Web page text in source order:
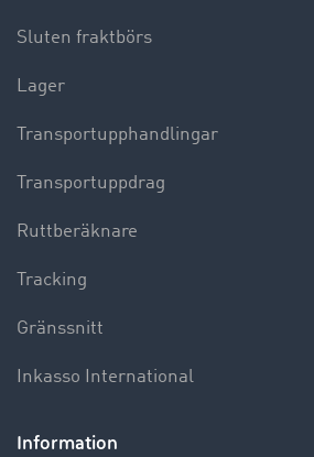
Sluten fraktbörs
Lager
Transportupphandlingar
Transportuppdrag
Ruttberäknare
Tracking
Gränssnitt
Inkasso International
Information